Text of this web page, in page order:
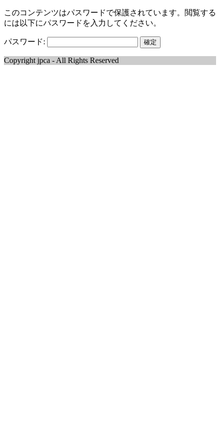
このコンテンツはパスワードで保護されています。閲覧する
には以下にパスワードを入力してください。
パスワード:
Copyright jpca - All Rights Reserved